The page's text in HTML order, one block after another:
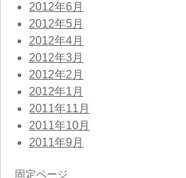
2012年6月
2012年5月
2012年4月
2012年3月
2012年2月
2012年1月
2011年11月
2011年10月
2011年9月
固定ページ